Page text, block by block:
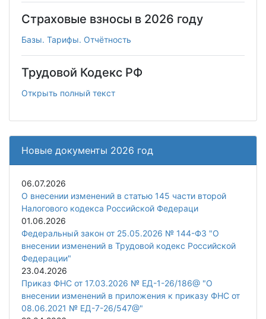
Страховые взносы в 2026 году
Базы. Тарифы. Отчётность
Трудовой Кодекс РФ
Открыть полный текст
Новые документы 2026 год
06.07.2026
О внесении изменений в статью 145 части второй
Налогового кодекса Российской Федераци
01.06.2026
Федеральный закон от 25.05.2026 № 144-ФЗ "О
внесении изменений в Трудовой кодекс Российской
Федерации"
23.04.2026
Приказ ФНС от 17.03.2026 № ЕД-1-26/186@ "О
внесении изменений в приложения к приказу ФНС от
08.06.2021 № ЕД-7-26/547@"